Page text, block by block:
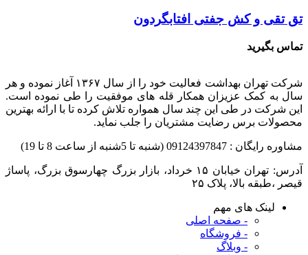
تق تقی و کش جفتی ‌افتابگردون
تماس بگیرید
شرکت تهران بهداشت فعالیت خود را از سال ۱۳۶۷ آغاز نموده و هر
سال به کمک عزیزان همکار قله های موفقیت را طی نموده است.
این شرکت در طی این چند سال همواره تلاش کرده تا با ارائه بهترین
محصولات برس رضایت مشتریان را جلب نماید.
مشاوره رایگان : 09124397847 (شنبه تا 5شنبه از ساعت 8 تا 19)
قیصر ،طبقه بالا، پلاک ۲۵
لینک های مهم
- صفحه اصلی
- فروشگاه
- وبلاگ